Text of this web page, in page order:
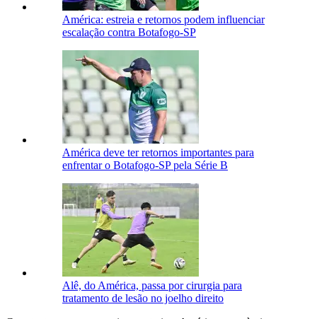
América: estreia e retornos podem influenciar
escalação contra Botafogo-SP
América deve ter retornos importantes para
enfrentar o Botafogo-SP pela Série B
Alê, do América, passa por cirurgia para
tratamento de lesão no joelho direito